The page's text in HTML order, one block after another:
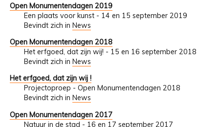
Open Monumentendagen 2019
Een plaats voor kunst - 14 en 15 september 2019
Bevindt zich in News
Open Monumentendagen 2018
Het erfgoed, dat zijn wij! - 15 en 16 september 2018
Bevindt zich in News
Het erfgoed, dat zijn wij !
Projectoproep - Open Monumentendagen 2018
Bevindt zich in News
Open Monumentendagen 2017
Natuur in de stad - 16 en 17 september 2017